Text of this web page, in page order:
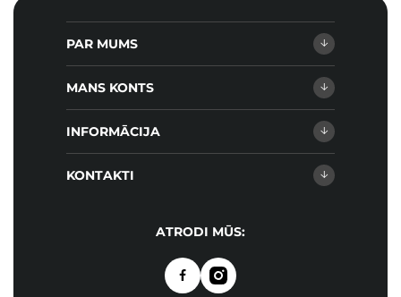
PAR MUMS
MANS KONTS
INFORMĀCIJA
KONTAKTI
ATRODI MŪS: